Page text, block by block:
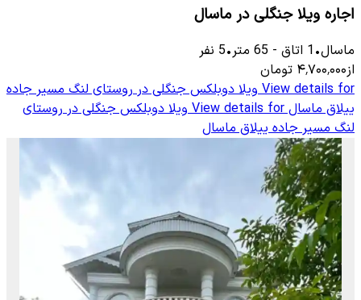
اجاره ویلا جنگلی در ماسال
ماسال•
1 اتاق -
65 متر•
5 نفر
از۴٬۷۰۰٬۰۰۰ تومان
View details for ویلا دوبلکس جنگلی در روستای لنگ مسیر جاده
ییلاق ماسالView details for ویلا دوبلکس جنگلی در روستای
لنگ مسیر جاده ییلاق ماسال